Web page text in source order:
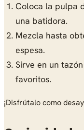
Coloca la pulpa
una batidora.
Mezcla hasta
espesa.
Sirve en un
favoritos.
¡Disfrútalo como